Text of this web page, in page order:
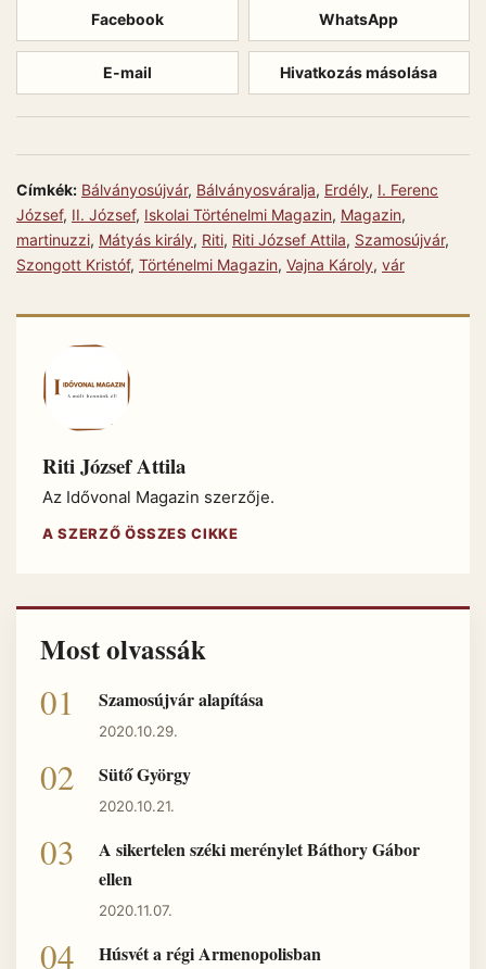
Facebook WhatsApp
E-mail Hivatkozás másolása
Címkék: Bálványosújvár, Bálványosváralja, Erdély, I. Ferenc
József, II. József, Iskolai Történelmi Magazin, Magazin,
martinuzzi, Mátyás király, Riti, Riti József Attila, Szamosújvár,
Szongott Kristóf, Történelmi Magazin, Vajna Károly, vár
Riti József Attila
Az Idővonal Magazin szerzője.
A SZERZŐ ÖSSZES CIKKE
Most olvassák
Szamosújvár alapítása
2020.10.29.
Sütő György
2020.10.21.
A sikertelen széki merénylet Báthory Gábor
ellen
2020.11.07.
Húsvét a régi Armenopolisban